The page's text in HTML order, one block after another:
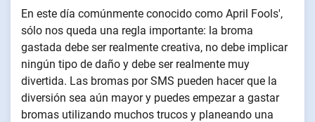
En este día comúnmente conocido como April Fools',
sólo nos queda una regla importante: la broma
gastada debe ser realmente creativa, no debe implicar
ningún tipo de daño y debe ser realmente muy
divertida. Las bromas por SMS pueden hacer que la
diversión sea aún mayor y puedes empezar a gastar
bromas utilizando muchos trucos y planeando una